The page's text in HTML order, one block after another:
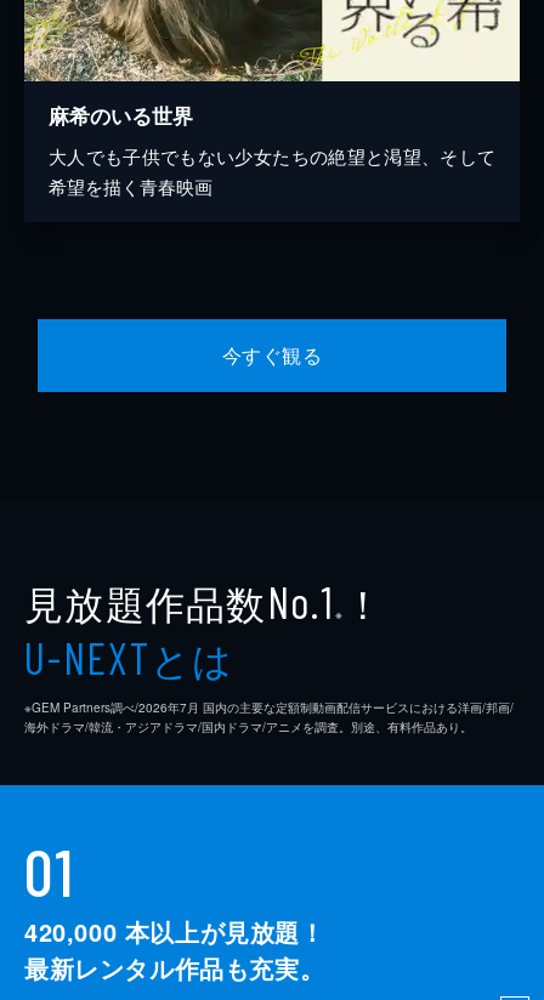
麻希のいる世界
大人でも子供でもない少女たちの絶望と渇望、そして
希望を描く青春映画
今すぐ観る
見放題作品数No.1 ※ ！
U-NEXTとは
※GEM Partners調べ/2026年7⽉ 国内の主要な定額制動画配信サービスにおける洋画/邦画/
海外ドラマ/韓流・アジアドラマ/国内ドラマ/アニメを調査。別途、有料作品あり。
01
420,000 本以上が見放題！
最新レンタル作品も充実。